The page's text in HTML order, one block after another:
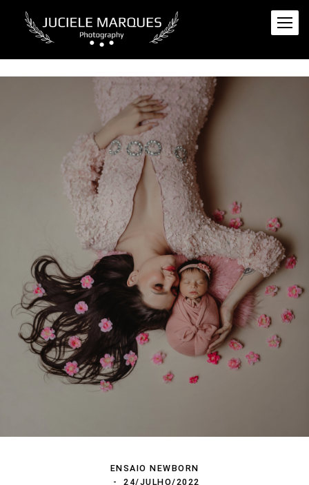
ENSAIO NEWBORN
24/JULHO/2022